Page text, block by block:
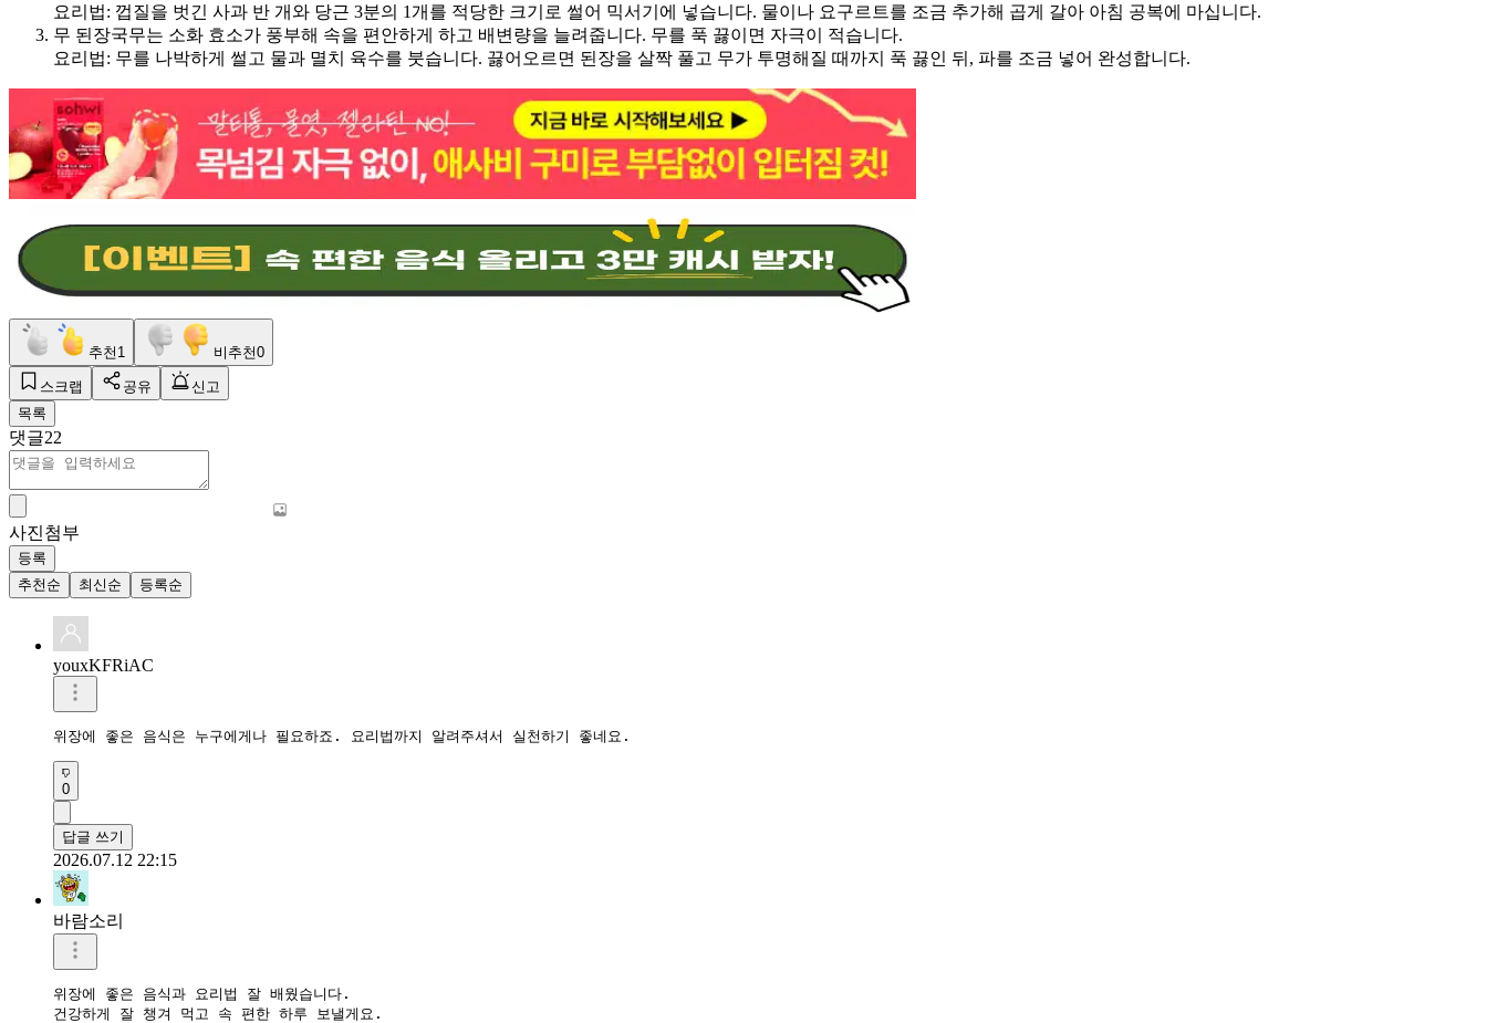
요리법: 껍질을 벗긴 사과 반 개와 당근 3분의 1개를 적당한 크기로 썰어 믹서기에 넣습니다. 물이나 요구르트를 조금 추가해 곱게 갈아 아침 공복에 마십니다.
무 된장국무는 소화 효소가 풍부해 속을 편안하게 하고 배변량을 늘려줍니다. 무를 푹 끓이면 자극이 적습니다.
요리법: 무를 나박하게 썰고 물과 멸치 육수를 붓습니다. 끓어오르면 된장을 살짝 풀고 무가 투명해질 때까지 푹 끓인 뒤 , 파를 조금 넣어 완성합니다.
추천 1 비추천0
스크랩 공유
신고
목록
댓글22
사진첨부
등록
추천순
최신순 등록순
youxKFRiAC
위장에 좋은 음식은 누구에게나 필요하죠. 요리법까지 알려주셔서 실천하기 좋네요.
0
답글 쓰기
2026.07.12 22:15
바람소리
위장에 좋은 음식과 요리법 잘 배웠습니다.
건강하게 잘 챙겨 먹고 속 편한 하루 보낼게요.